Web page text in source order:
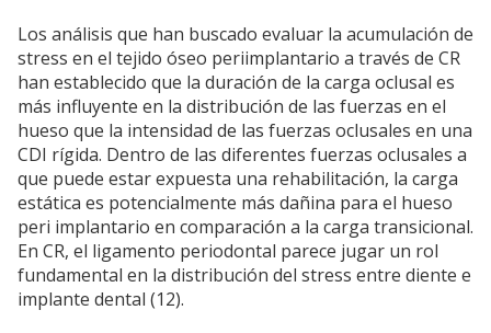
Los análisis que han buscado evaluar la acumulación de
stress en el tejido óseo periimplantario a través de CR
han establecido que la duración de la carga oclusal es
más influyente en la distribución de las fuerzas en el
hueso que la intensidad de las fuerzas oclusales en una
CDI rígida. Dentro de las diferentes fuerzas oclusales a
que puede estar expuesta una rehabilitación, la carga
estática es potencialmente más dañina para el hueso
peri implantario en comparación a la carga transicional.
En CR, el ligamento periodontal parece jugar un rol
fundamental en la distribución del stress entre diente e
implante dental (12).